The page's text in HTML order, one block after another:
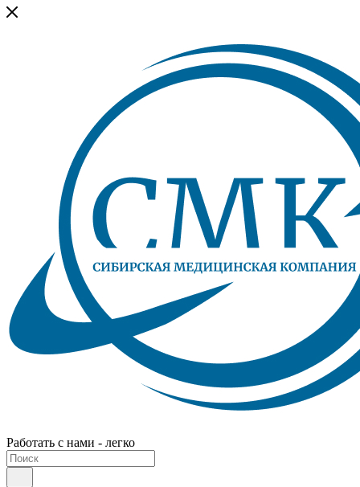
Работать с нами - легко